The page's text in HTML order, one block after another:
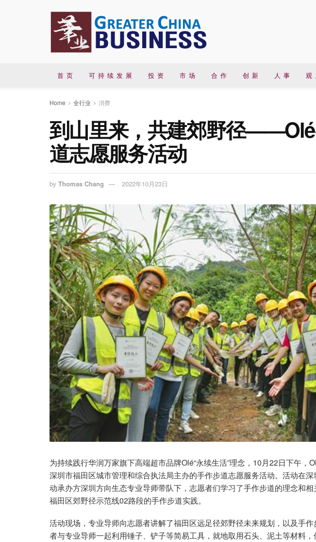
首 页 可 持 续 发 展 投 资 市 场 合 作 创 新 人 事 观
Home 全行业 消费
到山里来，共建郊野径
道志愿服务活动
by Thomas Chang 2022年10月23日
为持续践行华润万家旗下高端超市品牌Olé“永续生活”理念，10月22日下午，
深圳市福田区城市管理和综合执法局主办的手作步道志愿服务活动。活动在
动承办方深圳方向生态专业导师带队下，志愿者们学习了手作步道的理念和
福田区郊野径示范线02路段的手作步道实践。
活动现场，专业导师向志愿者讲解了福田区远足径郊野径未来规划，以及手
者与专业导师一起利用锤子、铲子等简易工具，就地取用石头、泥土等材料